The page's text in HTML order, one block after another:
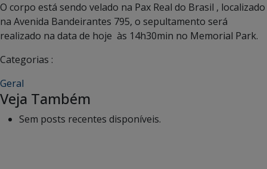
O corpo está sendo velado na Pax Real do Brasil , localizado
na Avenida Bandeirantes 795, o sepultamento será
realizado na data de hoje às 14h30min no Memorial Park.
Categorias :
Geral
Veja Também
Sem posts recentes disponíveis.